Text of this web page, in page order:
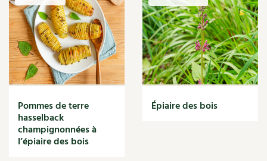
Muret
Muscade
Musique
Narcisse
Nature
Nettoyage
Nichoir
Noisette
Noix
Pommes de terre
hasselback
champignonnées à
l’épiaire des bois
Épiaire des bois